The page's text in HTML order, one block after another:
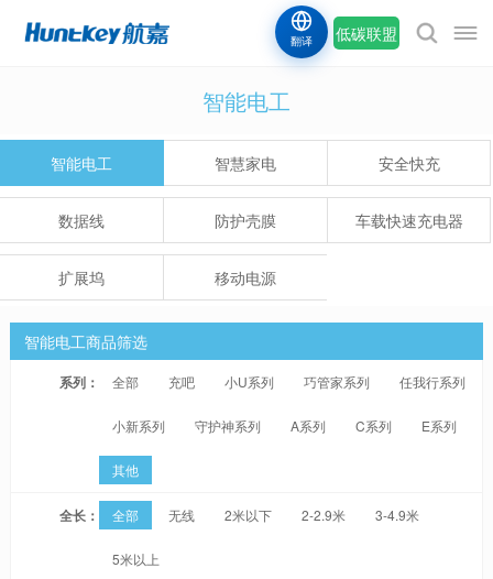
低碳联盟
翻译
智能电工
智能电工 智慧家电 安全快充
数据线 防护壳膜 车载快速充电器
扩展坞 移动电源
智能电工商品筛选
系列： 全部 充吧 小U系列 巧管家系列 任我行系列
小新系列 守护神系列 A系列 C系列 E系列
其他
全长： 全部 无线 2米以下 2-2.9米 3-4.9米
5米以上